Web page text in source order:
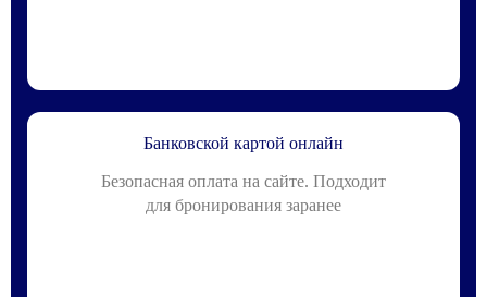
Банковской картой онлайн
Безопасная оплата на сайте. Подходит
для бронирования заранее